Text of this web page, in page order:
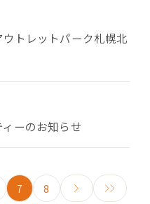
ウトレットパーク札幌北
ーのお知らせ
7 8